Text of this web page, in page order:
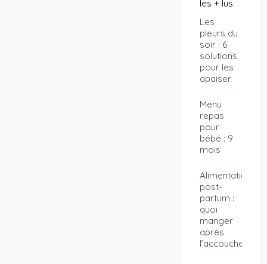
les + lus
Les
pleurs du
soir : 6
solutions
pour les
apaiser
Menu
repas
pour
bébé : 9
mois
Alimentation
post-
partum :
quoi
manger
après